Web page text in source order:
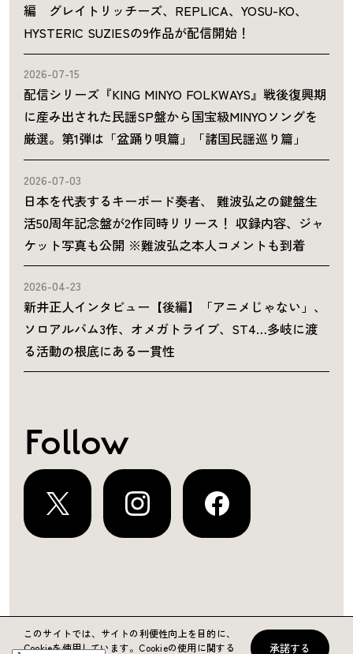
編 グレイトリッチーズ、REPLICA、YOSU-KO、
HYSTERIC SUZIESの9作品が配信開始！
2026-07-15
配信シリーズ『KING MINYO FOLKWAYS』戦後復興期
に産み出された民謡SP盤から国宝級MINYOソングを
厳選。第1弾は「盆踊り唄篇」「諸国民謡巡り篇」
2026-07-03
日本を代表するキーボード奏者、 難波弘之の鍵盤生
活50周年記念盤が2作同時リリース！ 収録内容、ジャ
ケット写真も公開 ※難波弘之本人コメントも到着
2026-04-23
新井正人インタビュー【後編】「アニメじゃない」、
ソロアルバム3作、オメガトライブ、ST4…多岐に渡
る活動の根底にある一貫性
Follow
運営会社 プライバシーポリシー お問い合わせ
Copyright ©2024 KING RECORDS
このサイトでは、サイトの利便性向上を目的に、
Cookieを使用しています。Cookieの使用に関する 承諾する